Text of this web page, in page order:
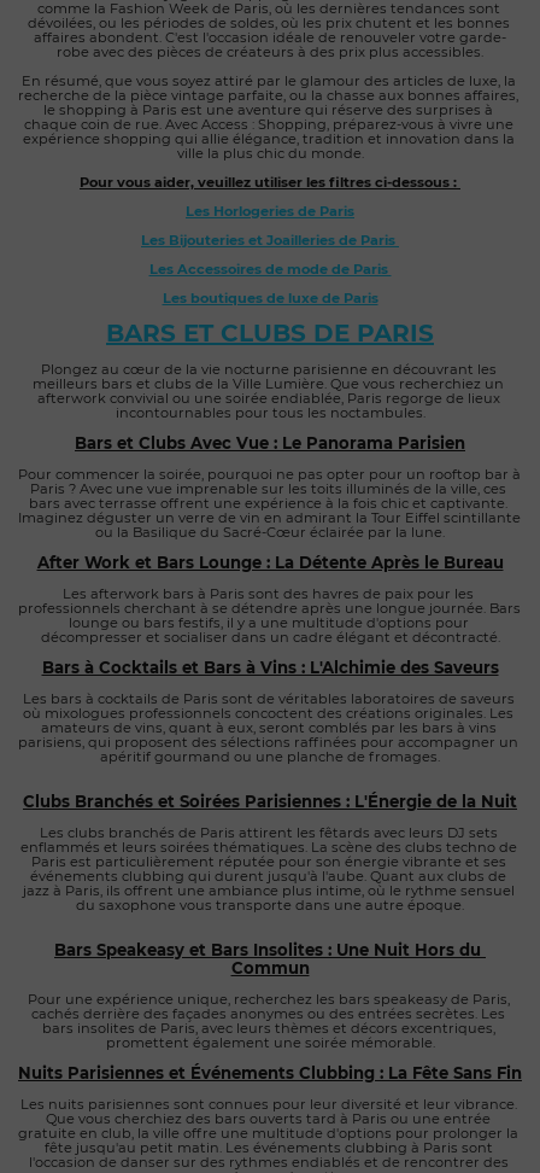
comme la Fashion Week de Paris, où les dernières tendances sont
dévoilées, ou les périodes de soldes, où les prix chutent et les bonnes
affaires abondent. C'est l'occasion idéale de renouveler votre garde-
robe avec des pièces de créateurs à des prix plus accessibles.
En résumé, que vous soyez attiré par le glamour des articles de luxe, la
recherche de la pièce vintage parfaite, ou la chasse aux bonnes affaires,
le shopping à Paris est une aventure qui réserve des surprises à
chaque coin de rue. Avec Access : Shopping, préparez-vous à vivre une
expérience shopping qui allie élégance, tradition et innovation dans la
ville la plus chic du monde.
Pour vous aider, veuillez utiliser les filtres ci-dessous :
Les Horlogeries de Paris
Les Bijouteries et Joailleries de Paris
Les Accessoires de mode de Paris
Les boutiques de luxe de Paris
BARS ET CLUBS DE PARIS
Plongez au cœur de la vie nocturne parisienne en découvrant les
meilleurs bars et clubs de la Ville Lumière. Que vous recherchiez un
afterwork convivial ou une soirée endiablée, Paris regorge de lieux
incontournables pour tous les noctambules.
Bars et Clubs Avec Vue : Le Panorama Parisien
Pour commencer la soirée, pourquoi ne pas opter pour un rooftop bar à
Paris ? Avec une vue imprenable sur les toits illuminés de la ville, ces
bars avec terrasse offrent une expérience à la fois chic et captivante.
Imaginez déguster un verre de vin en admirant la Tour Eiffel scintillante
ou la Basilique du Sacré-Cœur éclairée par la lune.
After Work et Bars Lounge : La Détente Après le Bureau
Les afterwork bars à Paris sont des havres de paix pour les
professionnels cherchant à se détendre après une longue journée. Bars
lounge ou bars festifs, il y a une multitude d'options pour
décompresser et socialiser dans un cadre élégant et décontracté.
Bars à Cocktails et Bars à Vins : L'Alchimie des Saveurs
Les bars à cocktails de Paris sont de véritables laboratoires de saveurs
où mixologues professionnels concoctent des créations originales. Les
amateurs de vins, quant à eux, seront comblés par les bars à vins
parisiens, qui proposent des sélections raffinées pour accompagner un
apéritif gourmand ou une planche de fromages.
Clubs Branchés et Soirées Parisiennes : L'Énergie de la Nuit
Les clubs branchés de Paris attirent les fêtards avec leurs DJ sets
enflammés et leurs soirées thématiques. La scène des clubs techno de
Paris est particulièrement réputée pour son énergie vibrante et ses
événements clubbing qui durent jusqu'à l'aube. Quant aux clubs de
jazz à Paris, ils offrent une ambiance plus intime, où le rythme sensuel
du saxophone vous transporte dans une autre époque.
Bars Speakeasy et Bars Insolites : Une Nuit Hors du
Commun
Pour une expérience unique, recherchez les bars speakeasy de Paris,
cachés derrière des façades anonymes ou des entrées secrètes. Les
bars insolites de Paris, avec leurs thèmes et décors excentriques,
promettent également une soirée mémorable.
Nuits Parisiennes et Événements Clubbing : La Fête Sans Fin
Les nuits parisiennes sont connues pour leur diversité et leur vibrance.
Que vous cherchiez des bars ouverts tard à Paris ou une entrée
gratuite en club, la ville offre une multitude d'options pour prolonger la
fête jusqu'au petit matin. Les événements clubbing à Paris sont
l'occasion de danser sur des rythmes endiablés et de rencontrer des